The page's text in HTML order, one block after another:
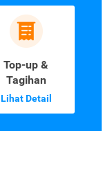
Top-up &
Tagihan
Lihat Detail